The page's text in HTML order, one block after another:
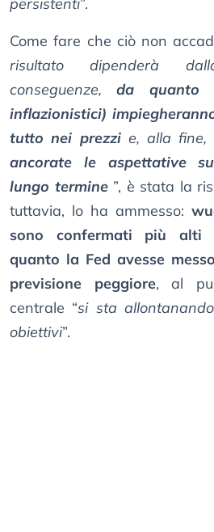
persistenti”.
Come fare che ciò non
risultato dipenderà
conseguenze,da quanto
inflazionistici)
tutto nei prezzie, alla fine,
ancorate le aspettative
lungo termine ”, è stata la
tuttavia, lo ha ammesso:
sono confermati più alti
quanto la Fed avesse
previsione peggiore, al
centrale “si sta
obiettivi”.